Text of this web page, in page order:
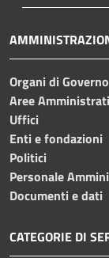
Organi di Governo
Aree
Uffici
Enti e fondazioni
Politici
Personale
Documenti e dati
CATEGORIE DI